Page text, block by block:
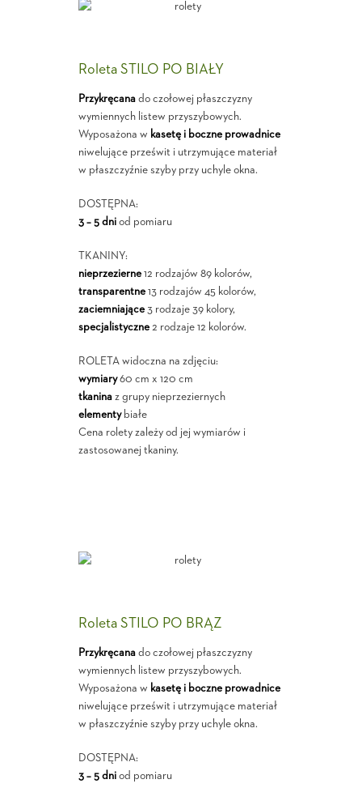
Roleta STILO PO BIAŁY
Przykręcanado czołowej płaszczyzny
wymiennych listew przyszybowych.
Wyposażona w kasetę i boczne prowadnice
niwelujące prześwit i utrzymujące materiał
w płaszczyźnie szyby przy uchyle okna.
DOSTĘPNA:
3 – 5 dniod pomiaru
TKANINY:
nieprzezierne12 rodzajów 89 kolorów,
transparentne13 rodzajów 45 kolorów,
zaciemniające3 rodzaje 39 kolory,
specjalistyczne2 rodzaje 12 kolorów.
ROLETA widoczna na zdjęciu:
wymiary60 cm x 120 cm
tkaninaz grupy nieprzeziernych
elementybiałe
Cena rolety zależy od jej wymiarów i
zastosowanej tkaniny.
Roleta STILO PO BRĄZ
Przykręcanado czołowej płaszczyzny
wymiennych listew przyszybowych.
Wyposażona w kasetę i boczne prowadnice
niwelujące prześwit i utrzymujące materiał
w płaszczyźnie szyby przy uchyle okna.
DOSTĘPNA:
3 – 5 dniod pomiaru